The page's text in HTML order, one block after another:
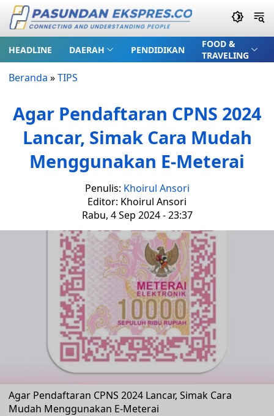
HEADLINE DAERAH PENDIDIKAN
FOOD &
TRAVELING
Beranda »TIPS
Agar Pendaftaran CPNS 2024
Lancar, Simak Cara Mudah
Menggunakan E-Meterai
Penulis: Khoirul Ansori
Editor: Khoirul Ansori
Rabu, 4 Sep 2024 - 23:37
Agar Pendaftaran CPNS 2024 Lancar, Simak Cara
Mudah Menggunakan E-Meterai